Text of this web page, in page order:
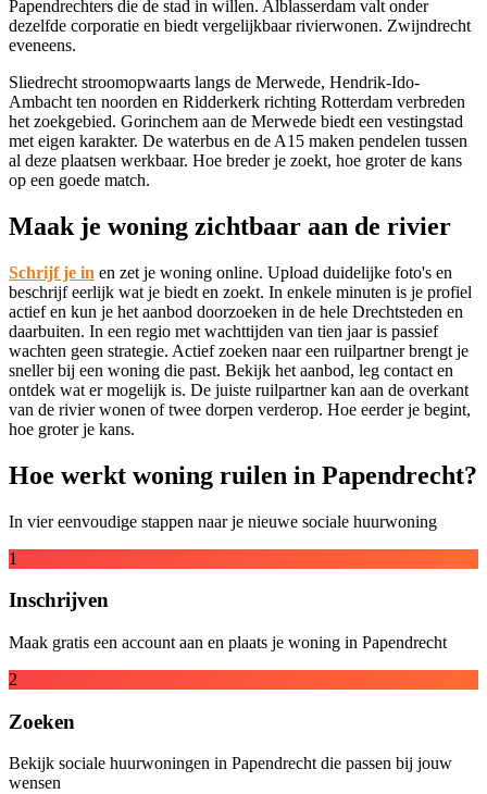
Papendrechters die de stad in willen. Alblasserdam valt onder
dezelfde corporatie en biedt vergelijkbaar rivierwonen. Zwijndrecht
eveneens.
Sliedrecht stroomopwaarts langs de Merwede, Hendrik-Ido-
Ambacht ten noorden en Ridderkerk richting Rotterdam verbreden
het zoekgebied. Gorinchem aan de Merwede biedt een vestingstad
met eigen karakter. De waterbus en de A15 maken pendelen tussen
al deze plaatsen werkbaar. Hoe breder je zoekt, hoe groter de kans
op een goede match.
Maak je woning zichtbaar aan de rivier
Schrijf je in en zet je woning online. Upload duidelijke foto's en
beschrijf eerlijk wat je biedt en zoekt. In enkele minuten is je profiel
actief en kun je het aanbod doorzoeken in de hele Drechtsteden en
daarbuiten. In een regio met wachttijden van tien jaar is passief
wachten geen strategie. Actief zoeken naar een ruilpartner brengt je
sneller bij een woning die past. Bekijk het aanbod, leg contact en
ontdek wat er mogelijk is. De juiste ruilpartner kan aan de overkant
van de rivier wonen of twee dorpen verderop. Hoe eerder je begint,
hoe groter je kans.
Hoe werkt woning ruilen in Papendrecht?
In vier eenvoudige stappen naar je nieuwe sociale huurwoning
1
Inschrijven
Maak gratis een account aan en plaats je woning in Papendrecht
2
Zoeken
Bekijk sociale huurwoningen in Papendrecht die passen bij jouw
wensen